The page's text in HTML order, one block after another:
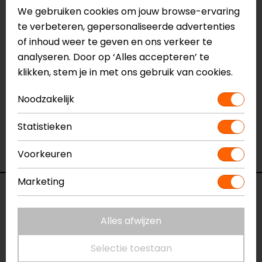
Meer informatie nodig?
Heb je meer informatie nodig over dit product?
Neem dancontactmet ons op of kom langs in één
vanonze winkelsin Breda, Capelle aan den IJssel,
het product bekijken & passen en staan onze
verkoopmedewerkers voor je klaar met advies.
Bekijk ook onze andere
Specificaties
Kevin
Motorhandschoenen
68415
We gebruiken cookies om jouw browse-ervaring
te verbeteren, gepersonaliseerde advertenties
of inhoud weer te geven en ons verkeer te
analyseren. Door op ‘Alles accepteren’ te
klikken, stem je in met ons gebruik van cookies.
Noodzakelijk
Statistieken
Voorkeuren
Marketing
Alles afwijzen
Selectie toestaan